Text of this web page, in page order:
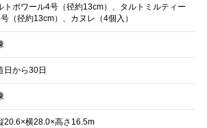
トポワール4号（径約13cm）、タルトミルティー
（径約13cm）、カヌレ（4個入）
日から30日
20.6×横28.0×高さ16.5m